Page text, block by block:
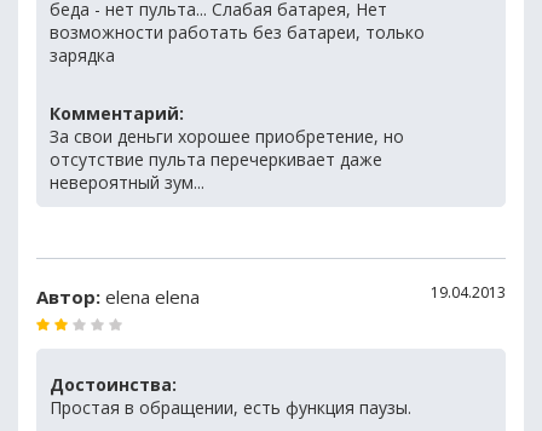
беда - нет пульта... Слабая батарея, Нет
возможности работать без батареи, только
зарядка
Комментарий:
За свои деньги хорошее приобретение, но
отсутствие пульта перечеркивает даже
невероятный зум...
Автор: elena elena 19.04.2013
Достоинства:
Простая в обращении, есть функция паузы.